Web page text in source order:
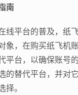
南
线平台的普及，纸
象，在购买纸飞机
平台，以确保账号
的替代平台，并对
择。